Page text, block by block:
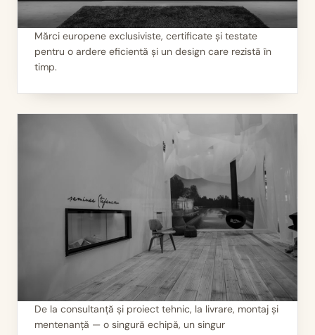
I
Calitate garantată
Mărci europene exclusiviste, certificate și testate
pentru o ardere eficientă și un design care rezistă în
timp.
II
De la consultanță și proiect tehnic, la livrare, montaj și
mentenanță — o singură echipă, un singur